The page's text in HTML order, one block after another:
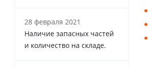
28 февраля 2021
Наличие запасных частей
и количество на складе.